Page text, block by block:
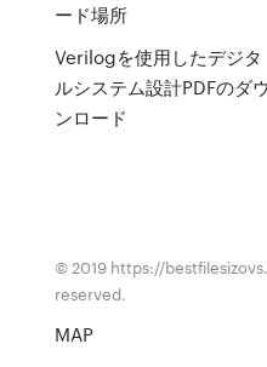
ード場所
Verilogを使用したデジタ
ルシステム設計PDFのダウ
ンロード
© 2019 https://
reserved.
MAP